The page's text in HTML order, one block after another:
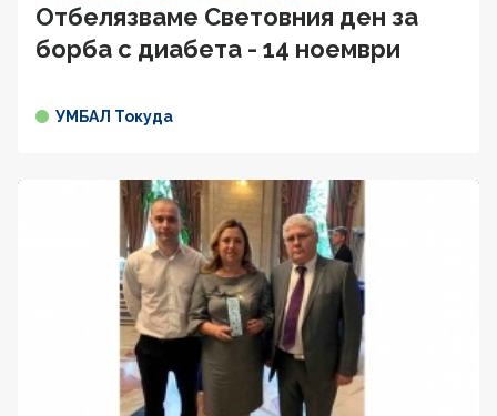
Oтбелязваме Световния ден за
борба с диабета - 14 ноември
УМБАЛ Токуда